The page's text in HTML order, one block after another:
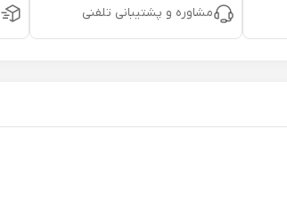
مشاوره و پشتیبانی تلفنی